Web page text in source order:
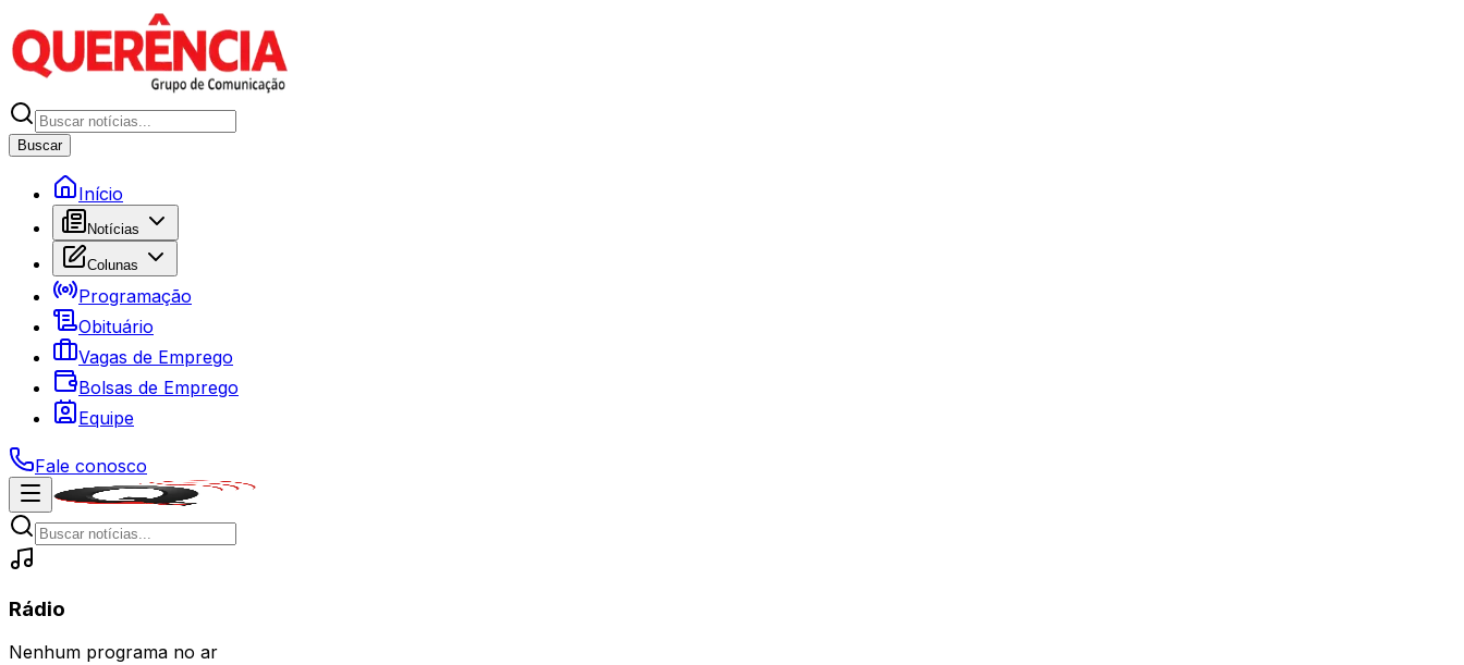
Buscar
Início
Notícias
Colunas
Programação
Obituário
Vagas de Emprego
Bolsas de Emprego
Equipe
Fale conosco
Rádio
Nenhum programa no ar